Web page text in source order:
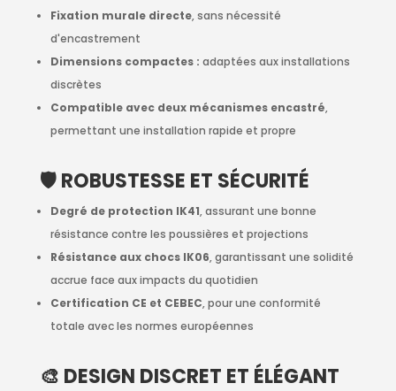
Fixation murale directe, sans nécessité
d'encastrement
Dimensions compactes : adaptées aux installations
discrètes
Compatible avec deux mécanismes encastré,
permettant une installation rapide et propre
🛡️ ROBUSTESSE ET SÉCURITÉ
Degré de protection IK41, assurant une bonne
résistance contre les poussières et projections
Résistance aux chocs IK06, garantissant une solidité
accrue face aux impacts du quotidien
Certification CE et CEBEC, pour une conformité
totale avec les normes européennes
🎨 DESIGN DISCRET ET ÉLÉGANT